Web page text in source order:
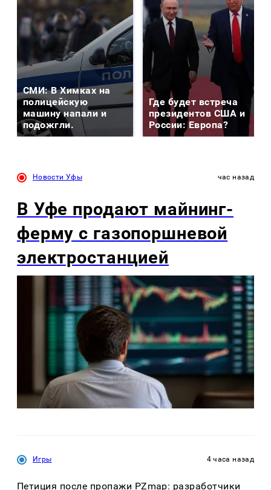
СМИ: В Химках на
полицейскую
машину напали и
подожгли.
Где будет встреча
президентов США и
России: Европа?
Новости Уфы час назад
В Уфе продают майнинг-
ферму с газопоршневой
электростанцией
Игры 4 часа назад
Петиция после пропажи PZmap: разработчики